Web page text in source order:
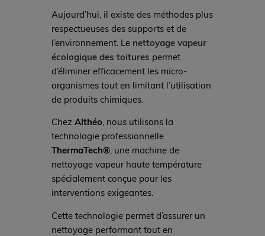
Aujourd’hui, il existe des méthodes plus
respectueuses des supports et de
l’environnement. Le nettoyage vapeur
écologique des toitures permet
d’éliminer efficacement les micro-
organismes tout en limitant l’utilisation
de produits chimiques.
Chez Althéo, nous utilisons la
technologie professionnelle
ThermaTech®, une machine de
nettoyage vapeur haute température
spécialement conçue pour les
interventions exigeantes.
Cette technologie permet d’assurer un
nettoyage performant tout en